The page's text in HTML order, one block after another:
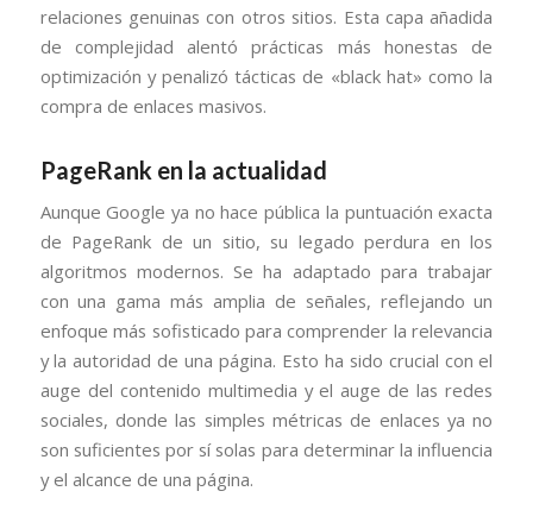
relaciones genuinas con otros sitios. Esta capa añadida
de complejidad alentó prácticas más honestas de
optimización y penalizó tácticas de «black hat» como la
compra de enlaces masivos.
PageRank en la actualidad
Aunque Google ya no hace pública la puntuación exacta
de PageRank de un sitio, su legado perdura en los
algoritmos modernos. Se ha adaptado para trabajar
con una gama más amplia de señales, reflejando un
enfoque más sofisticado para comprender la relevancia
y la autoridad de una página. Esto ha sido crucial con el
auge del contenido multimedia y el auge de las redes
sociales, donde las simples métricas de enlaces ya no
son suficientes por sí solas para determinar la influencia
y el alcance de una página.